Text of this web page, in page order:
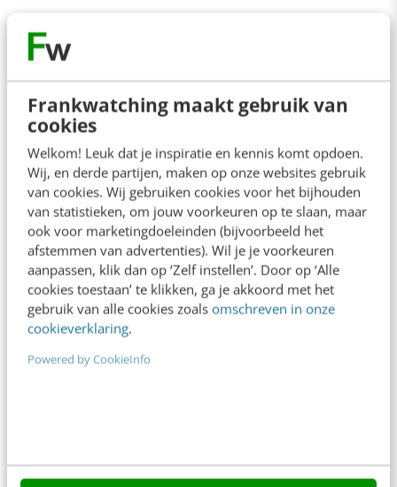
Frankwatching maakt gebruik van
cookies
Welkom! Leuk dat je inspiratie en kennis komt opdoen.
Wij, en derde partijen, maken op onze websites gebruik
van cookies. Wij gebruiken cookies voor het bijhouden
van statistieken, om jouw voorkeuren op te slaan, maar
ook voor marketingdoeleinden (bijvoorbeeld het
afstemmen van advertenties). Wil je je voorkeuren
aanpassen, klik dan op ‘Zelf instellen’. Door op ‘Alle
cookies toestaan’ te klikken, ga je akkoord met het
gebruik van alle cookies zoals omschreven in onze
cookieverklaring.
Powered by CookieInfo
Contact Redactie
redactie@frankwatching.com
+31 30 200 1045
Tarieven
Meer contactopties
Frankwatching
Adverteren
Werken bij